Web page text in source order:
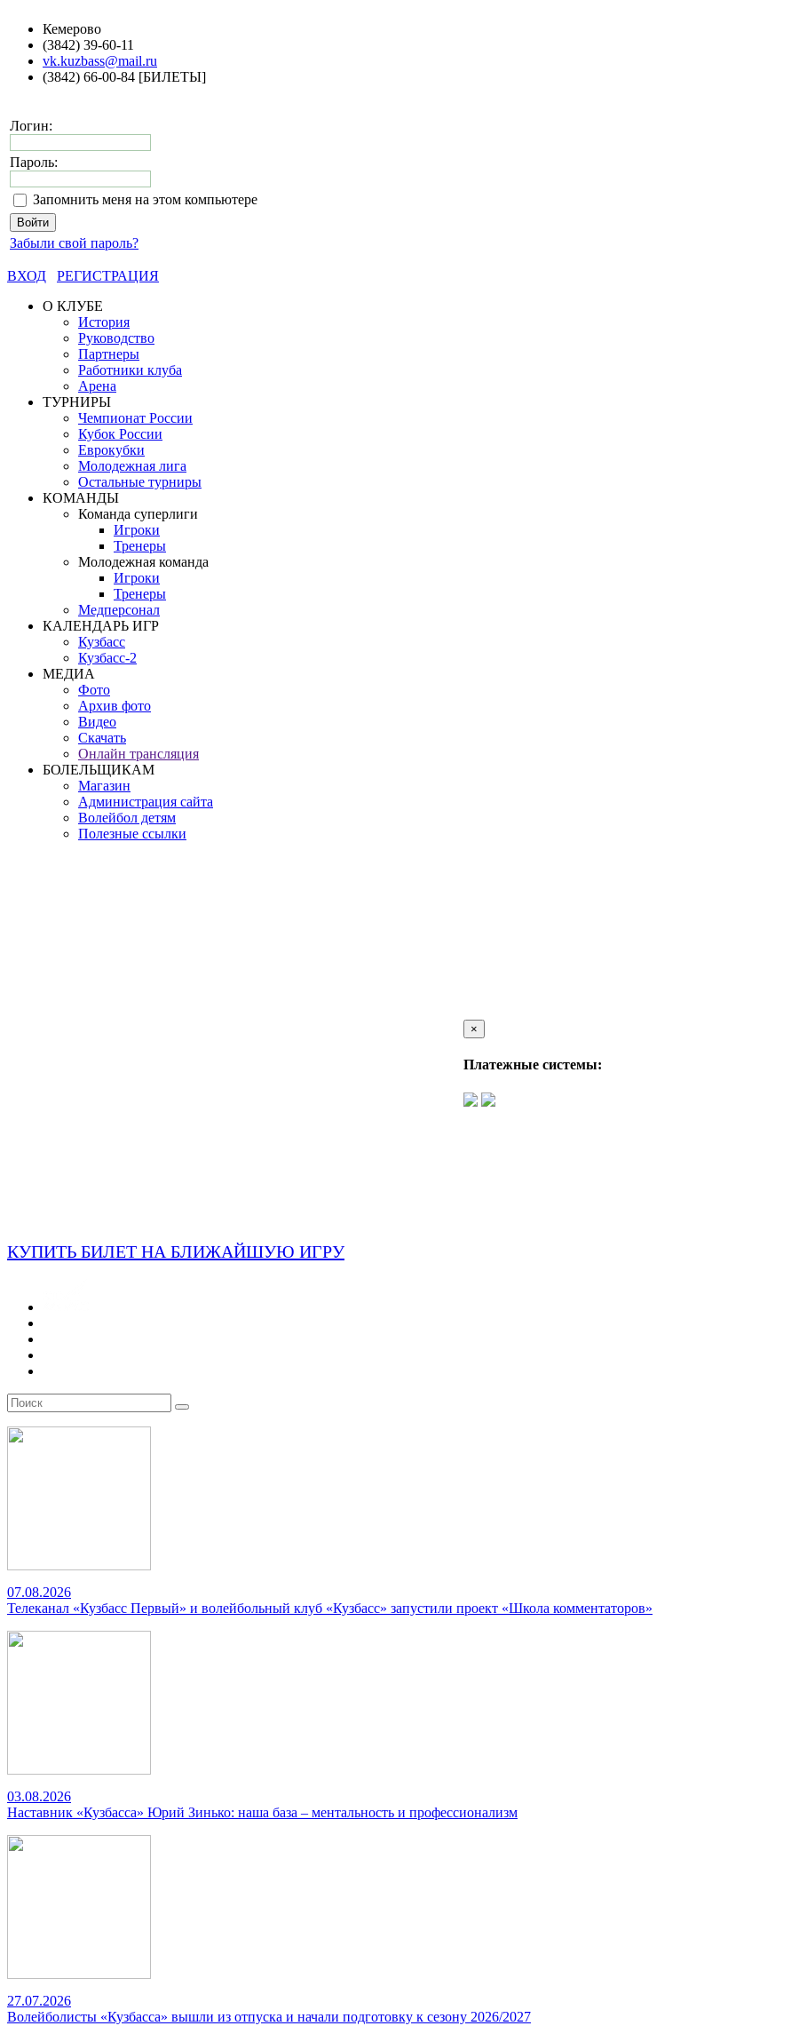
Кемерово
(3842) 39-60-11
vk.kuzbass@mail.ru
(3842) 66-00-84 [БИЛЕТЫ]
Логин:
Пароль:
Запомнить меня на этом компьютере
Забыли свой пароль?
ВХОД
РЕГИСТРАЦИЯ
О КЛУБЕ
История
Руководство
Партнеры
Работники клуба
Арена
ТУРНИРЫ
Чемпионат России
Кубок России
Еврокубки
Молодежная лига
Остальные турниры
КОМАНДЫ
Команда суперлиги
Игроки
Тренеры
Молодежная команда
Игроки
Тренеры
Медперсонал
КАЛЕНДАРЬ ИГР
Кузбасс
Кузбасс-2
МЕДИА
Фото
Архив фото
Видео
Скачать
Онлайн трансляция
БОЛЕЛЬЩИКАМ
Магазин
Администрация сайта
Волейбол детям
Полезные ссылки
×
Платежные системы:
КУПИТЬ БИЛЕТ НА БЛИЖАЙШУЮ ИГРУ
07.08.2026
Телеканал «Кузбасс Первый» и волейбольный клуб «Кузбасс» запустили проект «Школа комментаторов»
03.08.2026
Наставник «Кузбасса» Юрий Зинько: наша база – ментальность и профессионализм
27.07.2026
Волейболисты «Кузбасса» вышли из отпуска и начали подготовку к сезону 2026/2027